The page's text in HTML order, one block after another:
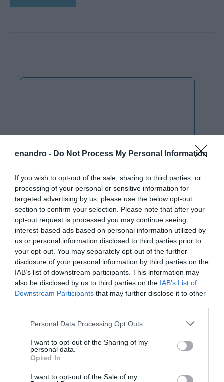
enandro - Do Not Process My Personal Information
If you wish to opt-out of the sale, sharing to third parties, or
processing of your personal or sensitive information for
targeted advertising by us, please use the below opt-out
section to confirm your selection. Please note that after your
opt-out request is processed you may continue seeing
interest-based ads based on personal information utilized by
us or personal information disclosed to third parties prior to
your opt-out. You may separately opt-out of the further
disclosure of your personal information by third parties on the
IAB’s list of downstream participants. This information may
also be disclosed by us to third parties on the IAB’s List of
Downstream Participants that may further disclose it to other
Please note that this website/app uses one or more Google
not limited to your visit or usage behaviour. You may click to
grant or deny consent to Google and its third-party tags to
use your data for below specified purposes in below Google
consent section.
Personal Data Processing Opt Outs
I want to opt-out of the Sharing of my
personal data.
Opted In
I want to opt-out of the Sale of my